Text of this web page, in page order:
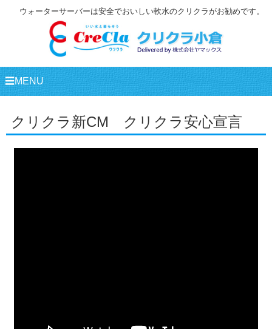
ウォーターサーバーは安全でおいしい軟水のクリクラがお勧めです。
☰MENU
クリクラ新CM クリクラ安心宣言